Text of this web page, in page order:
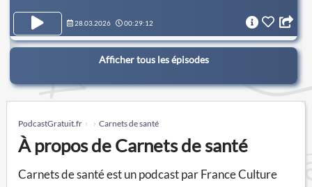
28.03.2026 00:29:12
Afficher tous les épisodes
PodcastGratuit.fr Carnets de santé
À propos de Carnets de santé
Carnets de santé est un podcast par France Culture